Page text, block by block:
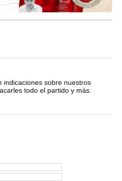
indicaciones sobre nuestros
todo el partido y más.